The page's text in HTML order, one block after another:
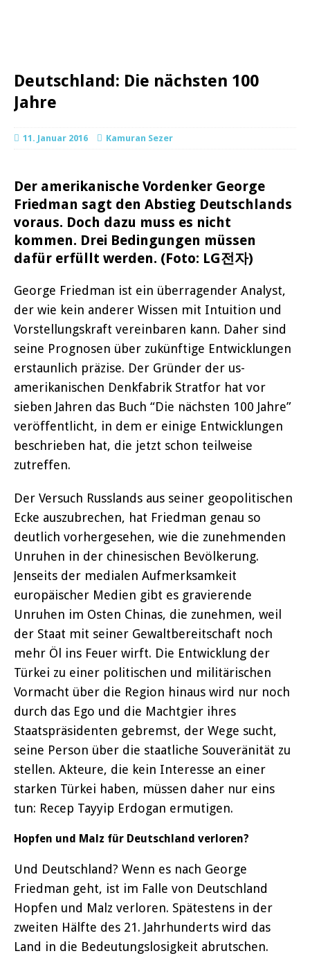
Deutschland: Die nächsten 100
Jahre
11. Januar 2016 Kamuran Sezer
Der amerikanische Vordenker George
Friedman sagt den Abstieg Deutschlands
voraus. Doch dazu muss es nicht
kommen. Drei Bedingungen müssen
dafür erfüllt werden. (Foto: LG전자)
George Friedman ist ein überragender Analyst,
der wie kein anderer Wissen mit Intuition und
Vorstellungskraft vereinbaren kann. Daher sind
seine Prognosen über zukünftige Entwicklungen
erstaunlich präzise. Der Gründer der us-
amerikanischen Denkfabrik Stratfor hat vor
sieben Jahren das Buch “Die nächsten 100 Jahre”
veröffentlicht, in dem er einige Entwicklungen
beschrieben hat, die jetzt schon teilweise
zutreffen.
Der Versuch Russlands aus seiner geopolitischen
Ecke auszubrechen, hat Friedman genau so
deutlich vorhergesehen, wie die zunehmenden
Unruhen in der chinesischen Bevölkerung.
Jenseits der medialen Aufmerksamkeit
europäischer Medien gibt es gravierende
Unruhen im Osten Chinas, die zunehmen, weil
der Staat mit seiner Gewaltbereitschaft noch
mehr Öl ins Feuer wirft. Die Entwicklung der
Türkei zu einer politischen und militärischen
Vormacht über die Region hinaus wird nur noch
durch das Ego und die Machtgier ihres
Staatspräsidenten gebremst, der Wege sucht,
seine Person über die staatliche Souveränität zu
stellen. Akteure, die kein Interesse an einer
starken Türkei haben, müssen daher nur eins
tun: Recep Tayyip Erdogan ermutigen.
Hopfen und Malz für Deutschland verloren?
Und Deutschland? Wenn es nach George
Friedman geht, ist im Falle von Deutschland
Hopfen und Malz verloren. Spätestens in der
zweiten Hälfte des 21. Jahrhunderts wird das
Land in die Bedeutungslosigkeit abrutschen.